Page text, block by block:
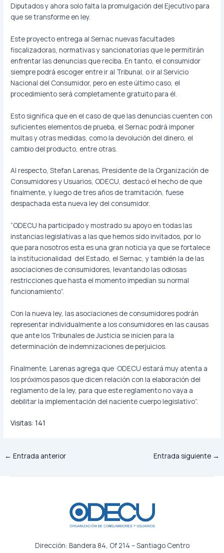
Diputados y ahora solo falta la promulgación del Ejecutivo para
que se transforme en ley.
Este proyecto entrega al Sernac nuevas facultades
fiscalizadoras, normativas y sancionatorias que le permitirán
enfrentar las denuncias que reciba. En tanto, el consumidor
siempre podrá escoger entre ir al Tribunal, o ir al Servicio
Nacional del Consumidor, pero en este último caso, el
procedimiento será completamente gratuito para él.
Esto significa que en el caso de que las denuncias cuenten con
suficientes elementos de prueba, el Sernac podrá imponer
multas y otras medidas, como la devolución del dinero, el
cambio del producto, entre otras.
Al respecto, Stefan Larenas, Presidente de la Organización de
Consumidores y Usuarios, ODECU, destacó el hecho de que
finalmente, y luego de tres años de tramitación, fuese
despachada esta nueva ley del consumidor.
“ODECU ha participado y mostrado su apoyo en todas las
instancias legislativas a las que hemos sido invitados, por lo
que para nosotros esta es una gran noticia ya que se fortalece
la institucionalidad del Estado, el Sernac, y también la de las
asociaciones de consumidores, levantando las odiosas
restricciones que hasta el momento impedían su normal
funcionamiento”.
Con la nueva ley, las asociaciones de consumidores podrán
representar individualmente a los consumidores en las causas
que ante los Tribunales de Justicia se inicien para la
determinación de indemnizaciones de perjuicios.
Finalmente, Larenas agrega que ·ODECU estará muy atenta a
los próximos pasos que dicen relación con la elaboración del
reglamento de la ley, para que este reglamento no vaya a
debilitar la implementación del naciente cuerpo legislativo”.
Visitas: 141
← Entrada anterior Entrada siguiente →
Dirección: Bandera 84, Of 214 – Santiago Centro